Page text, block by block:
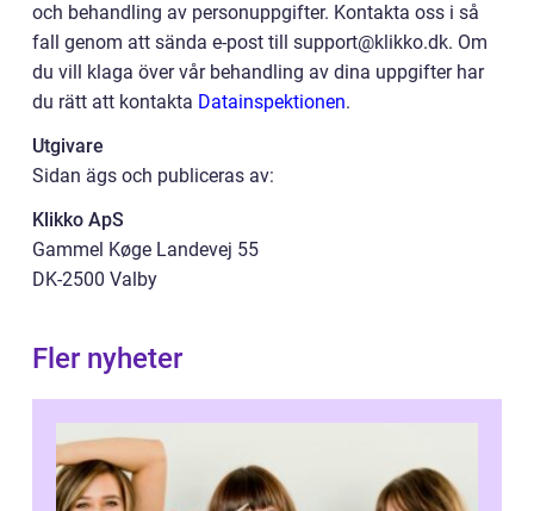
och behandling av personuppgifter. Kontakta oss i så
fall genom att sända e-post till support@klikko.dk. Om
du vill klaga över vår behandling av dina uppgifter har
du rätt att kontakta Datainspektionen.
Utgivare
Sidan ägs och publiceras av:
Klikko ApS
Gammel Køge Landevej 55
DK-2500 Valby
Fler nyheter